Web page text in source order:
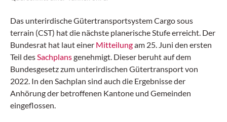
Das unterirdische Gütertransportsystem Cargo sous
terrain (CST) hat die nächste planerische Stufe erreicht. Der
Bundesrat hat laut einer Mitteilungam 25. Juni den ersten
Teil desSachplansgenehmigt. Dieser beruht auf dem
Bundesgesetz zum unterirdischen Gütertransport von
2022. In den Sachplan sind auch die Ergebnisse der
Anhörung der betroffenen Kantone und Gemeinden
eingeflossen.